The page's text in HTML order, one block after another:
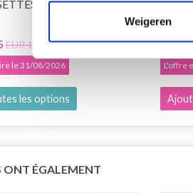
Weigeren
EUR 15.85
le 31/08/2026
les options
PIÈCES
EUR
L'offre
ONT ÉGALEMENT